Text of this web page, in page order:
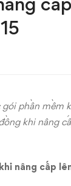
phần
khi nâng
nâng cấp